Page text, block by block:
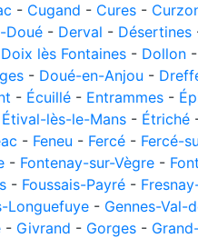
- Cugand - Cures -
Doué - Derval - Désertines
Doix lès Fontaines - Dollon -
- Doué-en-Anjou -
- Écuillé - Entrammes -
Étival-lès-le-Mans - Étriché
- Feneu - Fercé - Fercé-
- Fontenay-sur-Vègre -
- Foussais-Payré -
Longuefuye - Gennes-Val-
- Givrand - Gorges -